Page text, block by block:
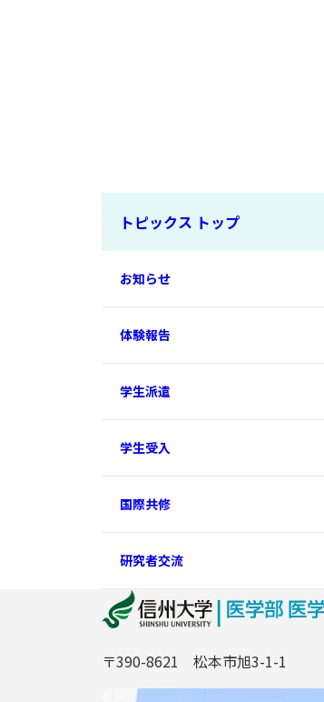
トピックス トップ
お知らせ
体験報告
学生派遣
学生受入
国際共修
研究者交流
〒390-8621 松本市旭3-1-1